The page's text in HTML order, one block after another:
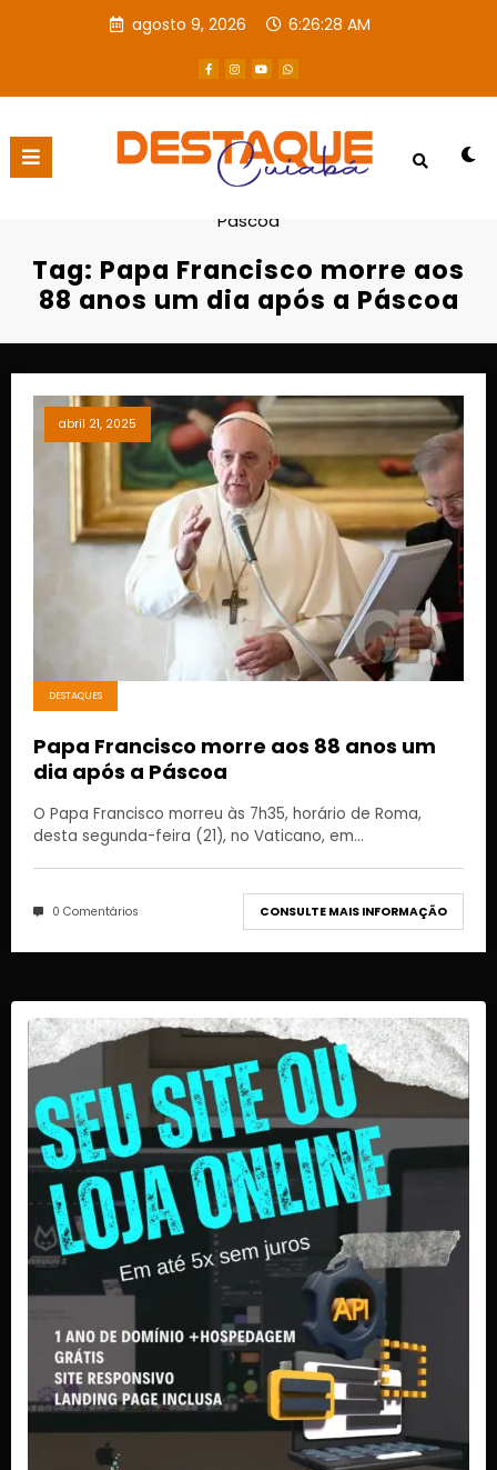
agosto 9, 2026 6:26:28 AM
Página inicial
Páscoa
Tag: Papa Francisco morre aos
88 anos um dia após a Páscoa
abril 21, 2025
DESTAQUES
Papa Francisco morre aos 88 anos um
dia após a Páscoa
O Papa Francisco morreu às 7h35, horário de Roma,
desta segunda-feira (21), no Vaticano, em…
0 Comentários CONSULTE MAIS INFORMAÇÃO